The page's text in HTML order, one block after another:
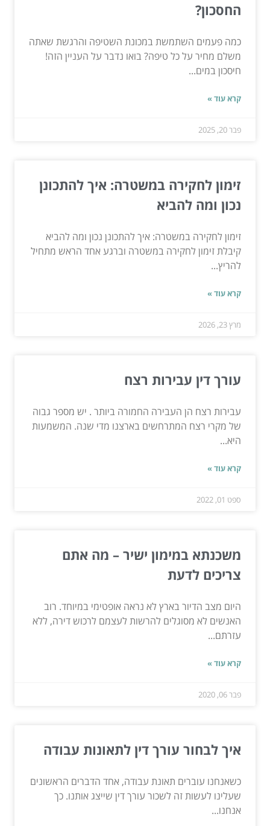
החסכון?
כמה פעמים השתמשת במכונת השטיפה והרגשת שאתה
משלם מחיר על כל טיפה? בואו נדבר על העניין הזה!
חיסכון במים...
קרא עוד »
פבר 20, 2025
זימון לחקירה במשטרה: איך להתכונן
נכון ומה להביא
זימון לחקירה במשטרה: איך להתכונן נכון ומה להביא
קיבלת זימון לחקירה במשטרה וברגע אחד הראש מתחיל
להריץ...
קרא עוד »
מרץ 23, 2026
עורך דין עבירות רצח
עבירות רצח הן העבירה החמורה ביותר . יש מספר גבוה
של מקרי רצח המתרחשים בארצנו מדי שנה. המשמעות
היא...
קרא עוד »
ספט 01, 2022
משכנתא במימון ישיר – מה אתם
צריכים לדעת
היום מצב הדיור בארץ לא נראה אופטימי במיוחד. רוב
האנשים לא מסוגלים להרשות לעצמם לרכוש דירה, ללא
עזרתם...
קרא עוד »
פבר 06, 2020
איך לבחור עורך דין לתאונות עבודה
כשאנחנו עוברים תאונת עבודה, אחד הדברים הראשונים
שעלינו לעשות זה לשכור עורך דין שייצג אותנו. כך
אנחנו...